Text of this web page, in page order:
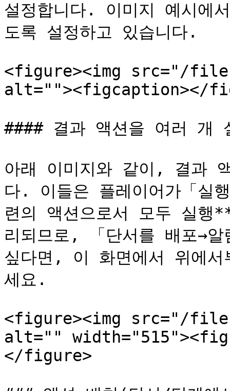
설정합니다. 이미지 예시에
도록 설정하고 있습니다.
<figure><img src="/
alt=""><figcaption></
#### 결과 액션을 여러 개
아래 이미지와 같이, 결과
다. 이들은 플레이어가「실
련의 액션으로서 모두 실행
리되므로, 「단서를 배포→
싶다면, 이 화면에서 위에
세요.
<figure><img src="/files/
alt=""
</figure>